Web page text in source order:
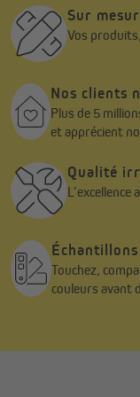
Fixation
Vous souhaitez éviter
Fixation sans trace :
spécial, le store se
peut être retirésans
et la solution
Universel :
bois laqué lisse
fermement pour
nettoyer la surface
Retrouvez toutes les
pose.
Sur
Vos
Nos clients
Plus de 5
et apprécient
Qualité
Touchez,
couleurs avant